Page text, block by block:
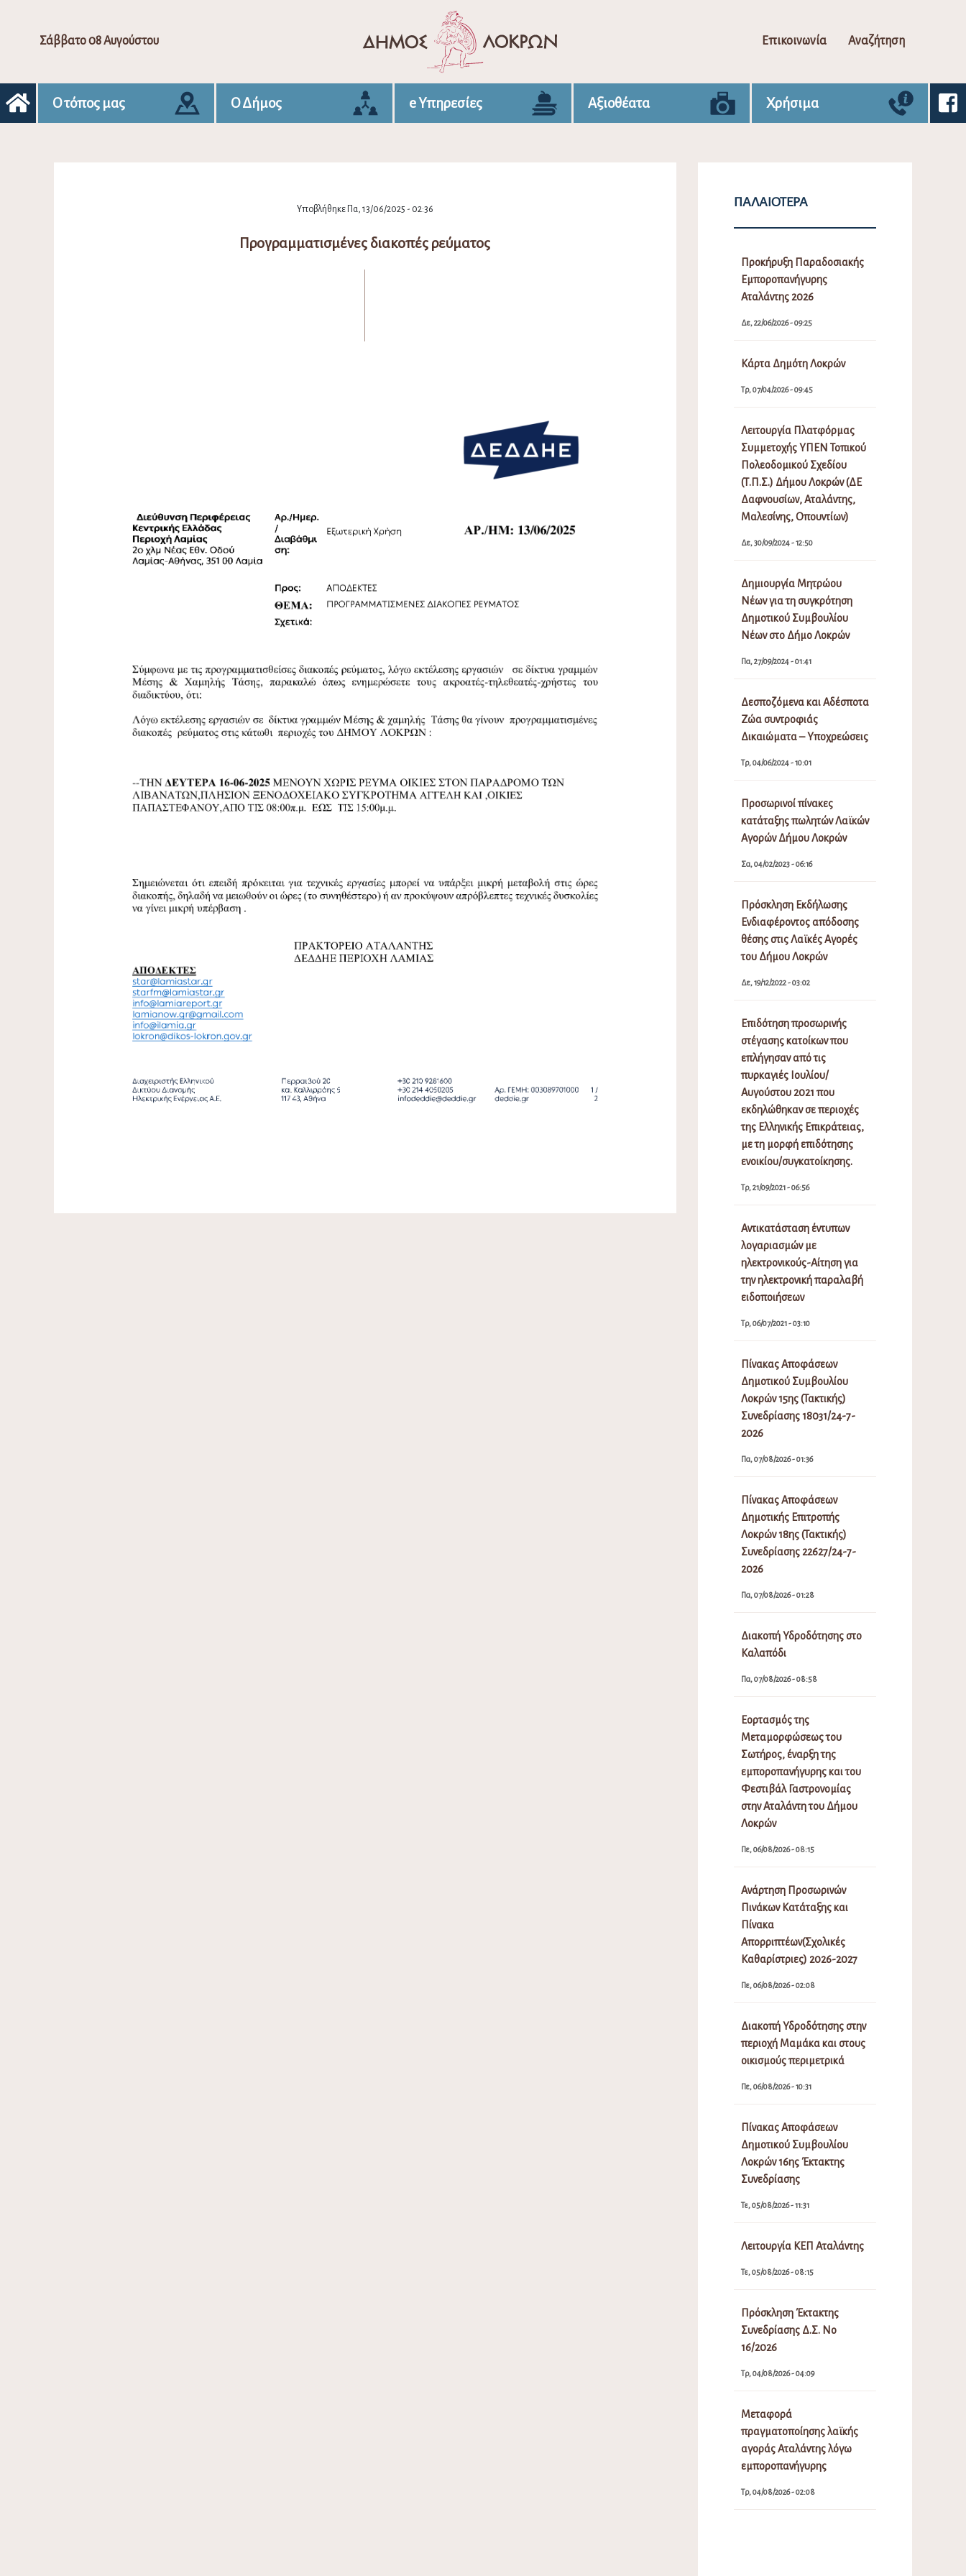
Σάββατο 08 Αυγούστου Επικοινωνία Αναζήτηση
Ο τόπος μας Ο Δήμος e Υπηρεσίες Αξιοθέατα Χρήσιμα
Υποβλήθηκε Πα, 13/06/2025 - 02:36
Προγραμματισμένες διακοπές ρεύματος
ΠΑΛΑΙΌΤΕΡΑ
Προκήρυξη Παραδοσιακής
Εμποροπανήγυρης
Αταλάντης 2026
Δε, 22/06/2026 - 09:25
Κάρτα Δημότη Λοκρών
Τρ, 07/04/2026 - 09:45
Λειτουργία Πλατφόρμας
Συμμετοχής ΥΠΕΝ Τοπικού
Πολεοδομικού Σχεδίου
(Τ.Π.Σ.) Δήμου Λοκρών (ΔΕ
Δαφνουσίων, Αταλάντης,
Μαλεσίνης, Οπουντίων)
Δε, 30/09/2024 - 12:50
Δημιουργία Μητρώου
Νέων για τη συγκρότηση
Δημοτικού Συμβουλίου
Νέων στο Δήμο Λοκρών
Πα, 27/09/2024 - 01:41
Δεσποζόμενα και Αδέσποτα
Ζώα συντροφιάς
Δικαιώματα – Υποχρεώσεις
Τρ, 04/06/2024 - 10:01
Προσωρινοί πίνακες
κατάταξης πωλητών Λαϊκών
Αγορών Δήμου Λοκρών
Σα, 04/02/2023 - 06:16
Πρόσκληση Εκδήλωσης
Ενδιαφέροντος απόδοσης
θέσης στις Λαϊκές Αγορές
του Δήμου Λοκρών
Δε, 19/12/2022 - 03:02
Επιδότηση προσωρινής
στέγασης κατοίκων που
επλήγησαν από τις
πυρκαγιές Ιουλίου/
Αυγούστου 2021 που
εκδηλώθηκαν σε περιοχές
της Ελληνικής Επικράτειας,
με τη μορφή επιδότησης
ενοικίου/συγκατοίκησης.
Τρ, 21/09/2021 - 06:56
Αντικατάσταση έντυπων
λογαριασμών με
ηλεκτρονικούς-Αίτηση για
την ηλεκτρονική παραλαβή
ειδοποιήσεων
Τρ, 06/07/2021 - 03:10
Πίνακας Αποφάσεων
Δημοτικού Συμβουλίου
Λοκρών 15ης (Τακτικής)
Συνεδρίασης 18031/24-7-
2026
Πα, 07/08/2026 - 01:36
Πίνακας Αποφάσεων
Δημοτικής Επιτροπής
Λοκρών 18ης (Τακτικής)
Συνεδρίασης 22627/24-7-
2026
Πα, 07/08/2026 - 01:28
Διακοπή Υδροδότησης στο
Καλαπόδι
Πα, 07/08/2026 - 08:58
Εορτασμός της
Μεταμορφώσεως του
Σωτήρος, έναρξη της
εμποροπανήγυρης και του
Φεστιβάλ Γαστρονομίας
στην Αταλάντη του Δήμου
Λοκρών
Πε, 06/08/2026 - 08:15
Ανάρτηση Προσωρινών
Πινάκων Κατάταξης και
Πίνακα
Απορριπτέων(Σχολικές
Καθαρίστριες) 2026-2027
Πε, 06/08/2026 - 02:08
Διακοπή Υδροδότησης στην
περιοχή Μαμάκα και στους
οικισμούς περιμετρικά
Πε, 06/08/2026 - 10:31
Πίνακας Αποφάσεων
Δημοτικού Συμβουλίου
Λοκρών 16ης Έκτακτης
Συνεδρίασης
Τε, 05/08/2026 - 11:31
Λειτουργία ΚΕΠ Αταλάντης
Τε, 05/08/2026 - 08:15
Πρόσκληση Έκτακτης
Συνεδρίασης Δ.Σ. Νο
16/2026
Τρ, 04/08/2026 - 04:09
Μεταφορά
πραγματοποίησης λαϊκής
αγοράς Αταλάντης λόγω
εμποροπανήγυρης
Τρ, 04/08/2026 - 02:08